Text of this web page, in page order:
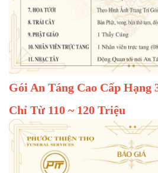
Gói An Táng Cao Cấp Hạng
Chỉ Từ 110 ~ 120 Triệu